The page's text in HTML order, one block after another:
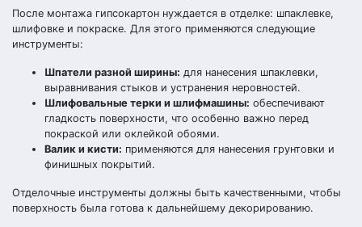
После монтажа гипсокартон нуждается в отделке: шпаклевке,
шлифовке и покраске. Для этого применяются следующие
инструменты:
Шпатели разной ширины: для нанесения шпаклевки,
выравнивания стыков и устранения неровностей.
Шлифовальные терки и шлифмашины: обеспечивают
гладкость поверхности, что особенно важно перед
покраской или оклейкой обоями.
Валик и кисти: применяются для нанесения грунтовки и
финишных покрытий.
Отделочные инструменты должны быть качественными, чтобы
поверхность была готова к дальнейшему декорированию.